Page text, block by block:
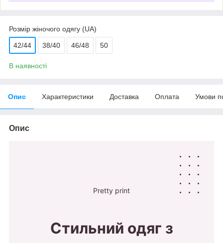
Розмір жіночого одягу (UA)
42/44 38/40 46/48 50
В наявності
Опис Характеристики Доставка Оплата Умови
Опис
Pretty print
Стильний одяг з